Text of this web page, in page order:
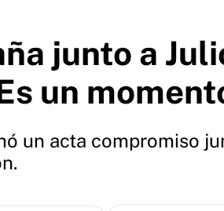
junto a
un
un acta compromiso